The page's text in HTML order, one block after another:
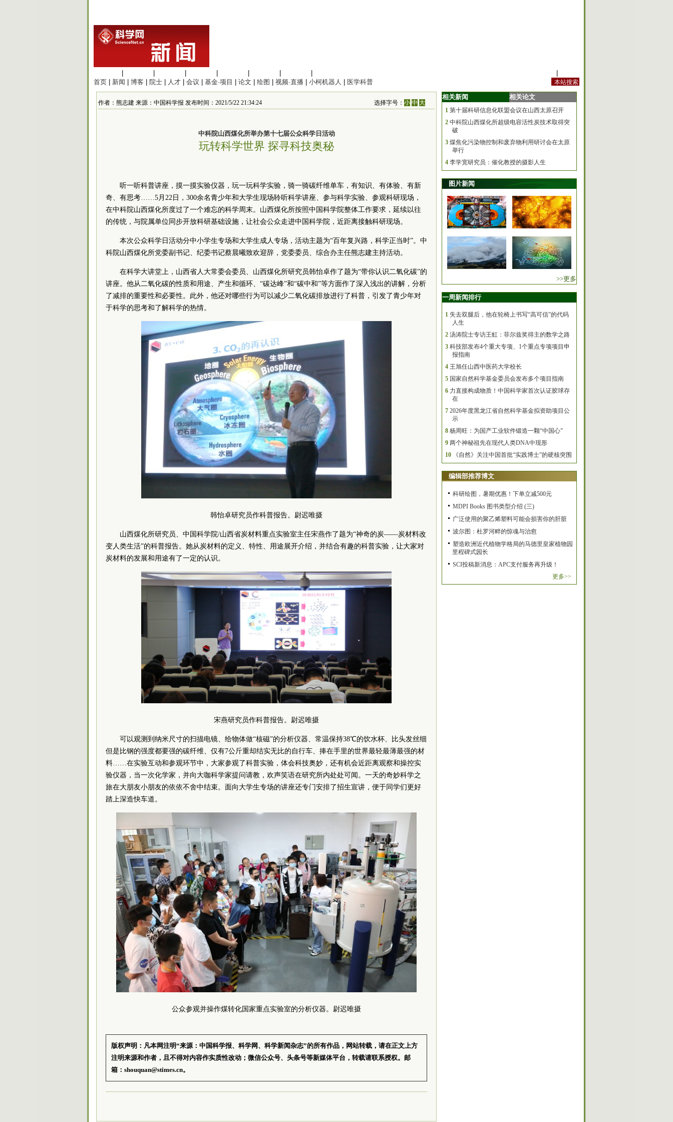
首页
新闻 博客 院士 人才 会议 基金·项目 论文 绘图 视频·直播 小柯机器人 医学科普
作者：熊志建 来源：中国科学报 发布时间：2021/5/22 21:34:24 选择字号：小 中 大
中科院山西煤化所举办第十七届公众科学日活动
玩转科学世界 探寻科技奥秘
听一听科普讲座，摸一摸实验仪器，玩一玩科学实验，骑一骑碳纤维单车，有知识、有体验、有新
奇、有思考……5月22日，300余名青少年和大学生现场聆听科学讲座、参与科学实验、参观科研现场，
在中科院山西煤化所度过了一个难忘的科学周末。山西煤化所按照中国科学院整体工作要求，延续以往
的传统，与院属单位同步开放科研基础设施，让社会公众走进中国科学院，近距离接触科研现场。
本次公众科学日活动分中小学生专场和大学生成人专场，活动主题为“百年复兴路，科学正当时”。 中
科院山西煤化所党委副书记、纪委书记蔡晨曦致欢迎辞，党委委员、综合办主任熊志建主持活动。
在科学大讲堂上，山西省人大常委会委员、山西煤化所研究员韩怡卓作了题为“带你认识二氧化碳”的
讲座。他从二氧化碳的性质和用途、产生和循环、“碳达峰”和“碳中和”等方面作了深入浅出的讲解，分析
了减排的重要性和必要性。此外，他还对哪些行为可以减少二氧化碳排放进行了科普，引发了青少年对
于科学的思考和了解科学的热情。
韩怡卓研究员作科普报告。尉迟唯摄
山西煤化所研究员、中国科学院/山西省炭材料重点实验室主任宋燕作了题为“神奇的炭——炭材料改
变人类生活”的科普报告。她从炭材料的定义、特性、用途展开介绍，并结合有趣的科普实验，让大家对
炭材料的发展和用途有了一定的认识。
宋燕研究员作科普报告。 尉迟唯摄
可以观测到纳米尺寸的扫描电镜、给物体做“核磁”的分析仪器、常温保持38℃的饮水杯、比头发丝细
但是比钢的强度都要强的碳纤维、仅有7公斤重却结实无比的自行车、捧在手里的世界最轻最薄最强的材
料……在实验互动和参观环节中，大家参观了科普实验，体会科技奥妙，还有机会近距离观察和操控实
验仪器，当一次化学家，并向大咖科学家提问请教，欢声笑语在研究所内处处可闻。一天的奇妙科学之
旅在大朋友小朋友的依依不舍中结束。面向大学生专场的讲座还专门安排了招生宣讲，便于同学们更好
踏上深造快车道。
公众参观并操作煤转化国家重点实验室的分析仪器。尉迟唯摄
版权声明：凡本网注明“来源：中国科学报、科学网、科学新闻杂志”的所有作品，网站转载，请在正文上方
注明来源和作者，且不得对内容作实质性改动；微信公众号、头条号等新媒体平台，转载请联系授权。邮
箱：shouquan@stimes.cn。
相关新闻 相关论文
1 第十届科研信息化联盟会议在山西太原召开
2 中科院山西煤化所超级电容活性炭技术取得突
破
3 煤焦化污染物控制和废弃物利用研讨会在太原
举行
4 李学宽研究员：催化教授的摄影人生
图片新闻
>>更多
一周新闻排行
1 失去双腿后，他在轮椅上书写“高可信”的代码
人生
2 汤涛院士专访王虹：菲尔兹奖得主的数学之路
3 科技部发布4个重大专项、1个重点专项项目申
报指南
4 王旭任山西中医药大学校长
5 国家自然科学基金委员会发布多个项目指南
6 力直接构成物质！中国科学家首次认证胶球存
在
7 2026年度黑龙江省自然科学基金拟资助项目公
示
8 杨周旺：为国产工业软件锻造一颗“中国心”
9 两个神秘祖先在现代人类DNA中现形
10
《自然》关注中国首批“实践博士”的硬核突围
编辑部推荐博文
科研绘图，暑期优惠！下单立减500元
MDPI Books 图书类型介绍 (三)
广泛使用的聚乙烯塑料可能会损害你的肝脏
波尔图：杜罗河畔的惊魂与治愈
塑造欧洲近代植物学格局的马德里皇家植物园
里程碑式园长
SCI投稿新消息：APC支付服务再升级！
更多>>